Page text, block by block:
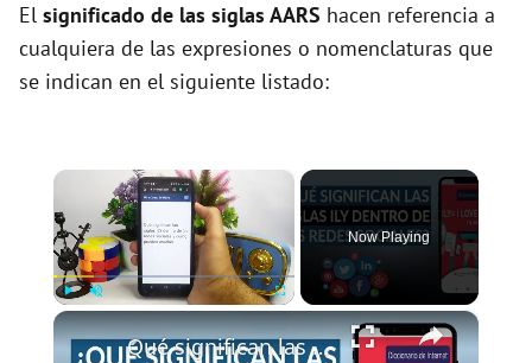
El significado de las siglas AARS hacen referencia a
cualquiera de las expresiones o nomenclaturas que
se indican en el siguiente listado:
×
Now Playing
×
Qué significan las siglas ILY dentro de las REDES SOCIALES y cómo puedes usarlas